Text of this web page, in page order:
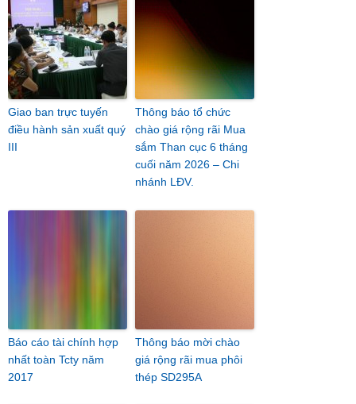
Giao ban trực tuyến
điều hành sản xuất quý
III
Thông báo tổ chức
chào giá rộng rãi Mua
sắm Than cục 6 tháng
cuối năm 2026 – Chi
nhánh LĐV.
Báo cáo tài chính hợp
nhất toàn Tcty năm
2017
Thông báo mời chào
giá rộng rãi mua phôi
thép SD295A